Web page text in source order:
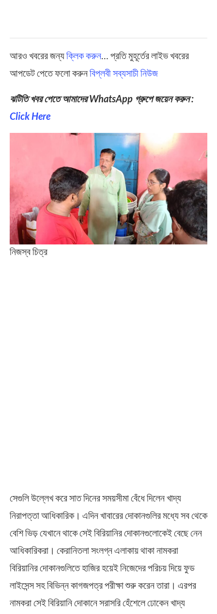
আরও খবরের জন্যক্লিক করুন… প্রতি মুহূর্তের লাইভ খবরের
আপডেট পেতে ফলো করুনবিপ্লবী সব্যসাচী নিউজ
ঝটিতি খবর পেতে আমাদের WhatsApp গ্রুপে জয়েন করুন :
Click Here
নিজস্ব চিত্র
সেগুলি উল্লেখ করে সাত দিনের সময়সীমা বেঁধে দিলেন খাদ্য
নিরাপত্তা আধিকারিক। এদিন খাবারের দোকানগুলির মধ্যে সব থেকে
বেশি ভিড় যেখানে থাকে সেই বিরিয়ানির দোকানগুলোকেই বেছে নেন
আধিকারিকরা। কেরানিতলা সংলগ্ন এলাকায় থাকা নামকরা
বিরিয়ানির দোকানগুলিতে হাজির হয়েই নিজেদের পরিচয় দিয়ে ফুড
লাইসেন্স সহ বিভিন্ন কাগজপত্র পরীক্ষা শুরু করেন তারা। এরপর
নামকরা সেই বিরিয়ানি দোকানে সরাসরি হেঁশেলে ঢোকেন খাদ্য